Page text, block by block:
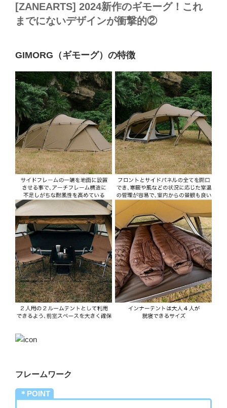
[ZANEARTS] 2024新作のギモーグ！これ
までにないデザインが衝撃的②
GIMORG（ギモーグ）の特徴
フレームワーク
＊POINT